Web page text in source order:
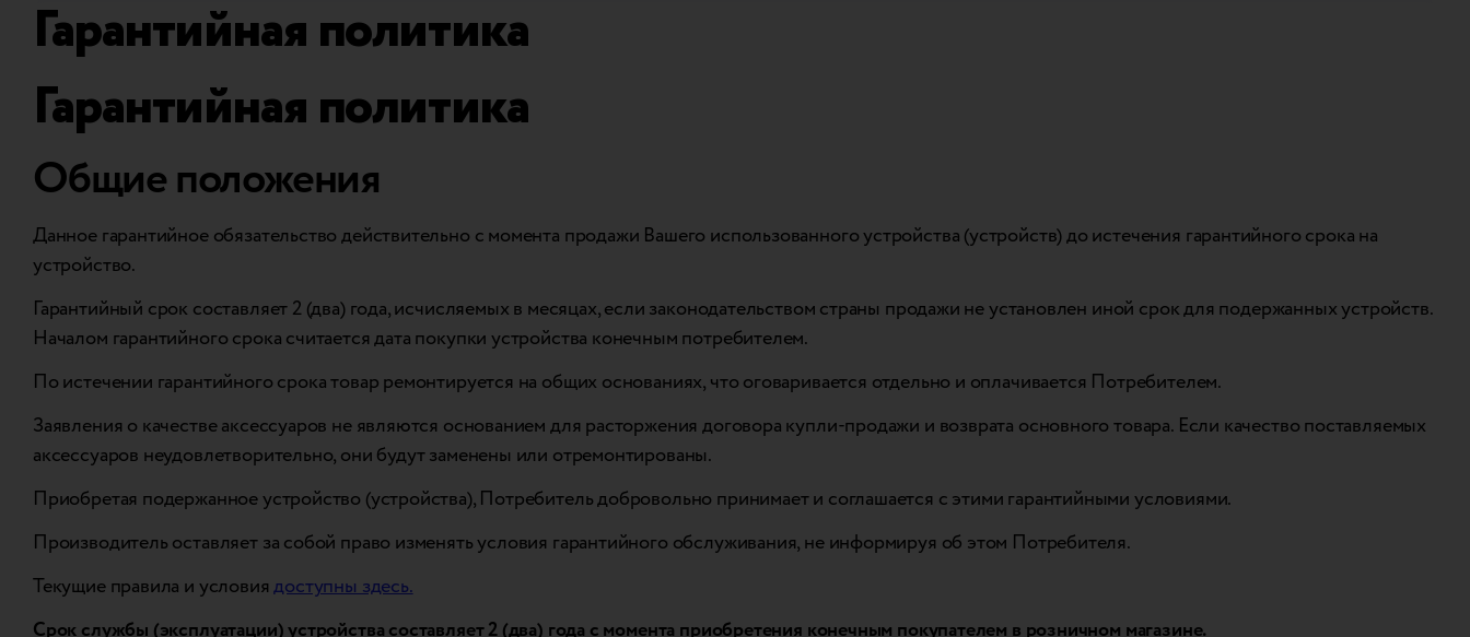
Гарантийная политика
Гарантийная политика
Общие положения
Данное гарантийное обязательство действительно с момента продажи Вашего использованного устройства (устройств) до истечения гарантийного срока на
устройство.
Гарантийный срок составляет 2 (два) года, исчисляемых в месяцах, если законодательством страны продажи не установлен иной срок для подержанных устройств.
Началом гарантийного срока считается дата покупки устройства конечным потребителем.
По истечении гарантийного срока товар ремонтируется на общих основаниях, что оговаривается отдельно и оплачивается Потребителем.
Заявления о качестве аксессуаров не являются основанием для расторжения договора купли-продажи и возврата основного товара. Если качество поставляемых
аксессуаров неудовлетворительно, они будут заменены или отремонтированы.
Приобретая подержанное устройство (устройства), Потребитель добровольно принимает и соглашается с этими гарантийными условиями.
Производитель оставляет за собой право изменять условия гарантийного обслуживания, не информируя об этом Потребителя.
Текущие правила и условиядоступны здесь.
Срок службы (эксплуатации) устройства составляет 2 (два) года с момента приобретения конечным покупателем в розничном магазине.